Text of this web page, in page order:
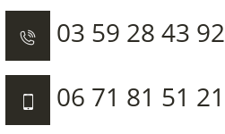
03 59 28 43 92
06 71 81 51 21